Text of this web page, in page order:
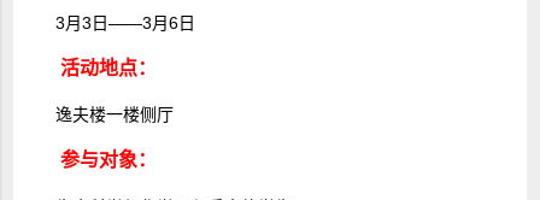
3月3日――3月6日
活动地点：
逸夫楼一楼侧厅
参与对象：